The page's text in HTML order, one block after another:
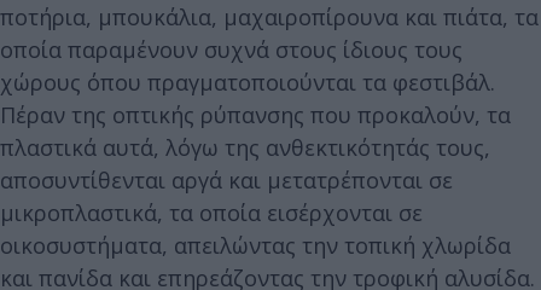
ποτήρια, μπουκάλια, μαχαιροπίρουνα και πιάτα, τα
οποία παραμένουν συχνά στους ίδιους τους
χώρους όπου πραγματοποιούνται τα φεστιβάλ.
Πέραν της οπτικής ρύπανσης που προκαλούν, τα
πλαστικά αυτά, λόγω της ανθεκτικότητάς τους,
αποσυντίθενται αργά και μετατρέπονται σε
μικροπλαστικά, τα οποία εισέρχονται σε
οικοσυστήματα, απειλώντας την τοπική χλωρίδα
και πανίδα και επηρεάζοντας την τροφική αλυσίδα.